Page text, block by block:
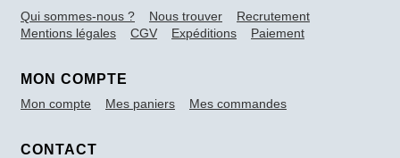
Qui sommes-nous ? Nous trouver
Recrutement
Mentions légales
CGV Expéditions Paiement
MON COMPTE
Mon compte Mes paniers Mes commandes
CONTACT